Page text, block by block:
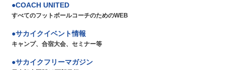
COACH UNITED
すべてのフットボールコーチのためのWEB
サカイクイベント情報
キャンプ、合宿大会、セミナー等
サカイクフリーマガジン